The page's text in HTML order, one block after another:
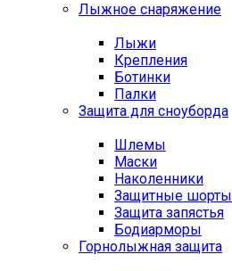
Лыжное снаряжение
Лыжи
Крепления
Ботинки
Палки
Защита для сноуборда
Шлемы
Маски
Наколенники
Защитные шорты
Защита запястья
Бодиарморы
Горнолыжная защита